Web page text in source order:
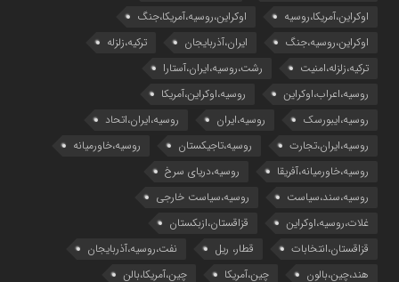
اوکراین،آمریکا،روسیه
اوکراین،روسیه،آمریکا،جنگ
اوکراین،روسیه،جنگ
ایران،آذربایجان
ترکیه،زلزله
ترکیه،زلزله،امنیت
رشت،روسیه،ایران،آستارا
روسیه،اعراب،اوکراین
روسیه،اوکراین،آمریکا
روسیه،ایبورسک
روسیه،ایران
روسیه،ایران،اتحاد
روسیه،ایران،تجارت
روسیه،تاجیکستان
روسیه،خاورمیانه
روسیه،خاورمیانه،آفریقا
روسیه،دریای سرخ
روسیه،سند،سیاست
روسیه،سیاست خارجی
غلات،روسیه،اوکراین
قزاقستان،ازبکستان
قزاقستان،انتخابات
قطار، ریل
نفت،روسیه،آذربایجان
هند،چین،بالون
چین،آمریکا چین،آمریکا،بالن